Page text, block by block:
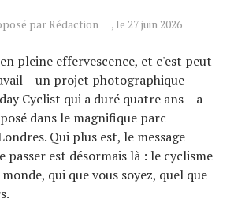
par Rédaction , le 27 juin 2026
pleine effervescence, et c'est peut-
– un projet photographique
Cyclist qui a duré quatre ans – a
dans le magnifique parc
Qui plus est, le message
passer est désormais là : le cyclisme
qui que vous soyez, quel que